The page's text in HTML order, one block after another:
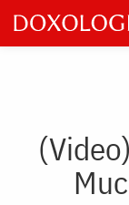
Skip
to
main